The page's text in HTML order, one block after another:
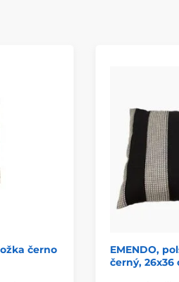
černo
EMENDO,
černý, 26x36